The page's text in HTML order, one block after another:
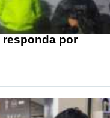
responda por